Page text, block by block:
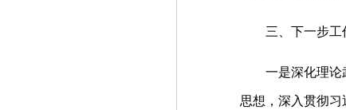
三、下一步工
一是深化理
思想，深入贯彻